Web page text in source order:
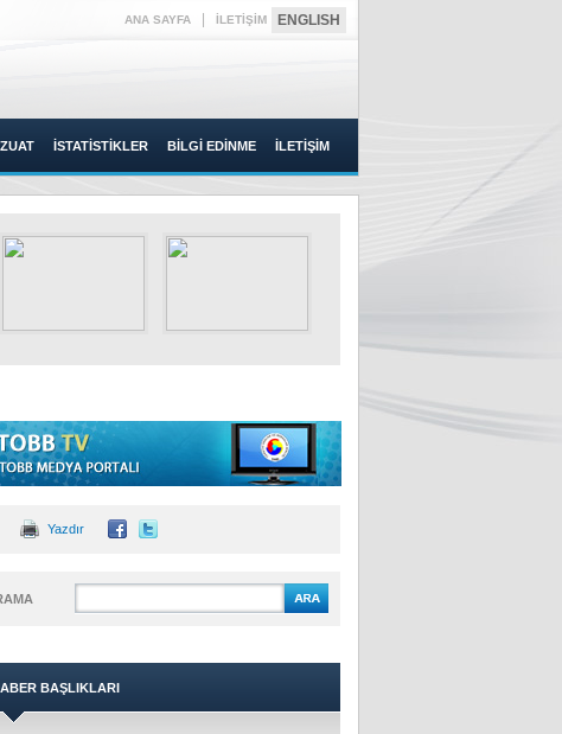
ANA SAYFA İLETİŞİM ENGLISH
İSTATİSTİKLER BİLGİ EDİNME İLETİŞİM
Yazdır
BAŞLIKLARI